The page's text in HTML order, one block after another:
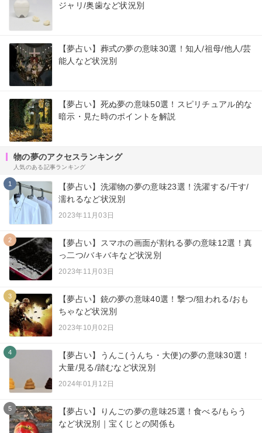
ジャリ/奥歯など状況別
【夢占い】葬式の夢の意味30選！知人/祖母/他人/芸
能人など状況別
【夢占い】死ぬ夢の意味50選！スピリチュアル的な
暗示・見た時のポイントを解説
物の夢のアクセスランキング
人気のある記事ランキング
1
【夢占い】洗濯物の夢の意味23選！洗濯する/干す/
濡れるなど状況別
2023年11月03日
2
【夢占い】スマホの画面が割れる夢の意味12選！真
っ二つ/バキバキなど状況別
2023年11月03日
3
【夢占い】銃の夢の意味40選！撃つ/狙われる/おも
ちゃなど状況別
2023年10月02日
4
【夢占い】うんこ(うんち・大便)の夢の意味30選！
大量/見る/踏むなど状況別
2024年01月12日
5
【夢占い】りんごの夢の意味25選！食べる/もらう
など状況別｜宝くじとの関係も